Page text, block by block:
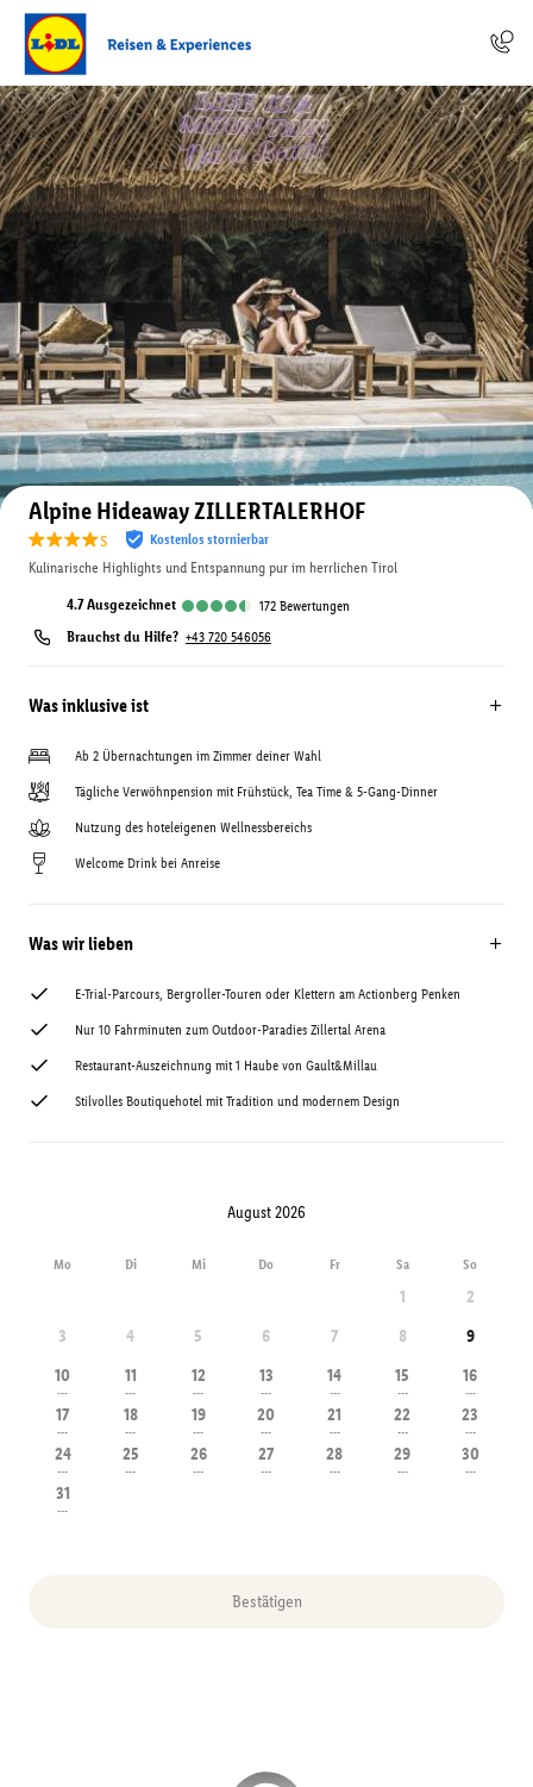
Auf der Karte anzeigen
Alpine Hideaway ZILLERTALERHOF
s Kostenlos stornierbar
Kulinarische Highlights und Entspannung pur im herrlichen Tirol
4.7 ausgezeichnet 172 Bewertungen
Brauchst du Hilfe? +43 720 546056
Was inklusive ist
Ab 2 Übernachtungen im Zimmer deiner Wahl
Tägliche Verwöhnpension mit Frühstück, Tea Time & 5-Gang-Dinner
Nutzung des hoteleigenen Wellnessbereichs
Welcome Drink bei Anreise
Was wir lieben
E-Trial-Parcours, Bergroller-Touren oder Klettern am Actionberg Penken
Nur 10 Fahrminuten zum Outdoor-Paradies Zillertal Arena
Restaurant-Auszeichnung mit 1 Haube von Gault&Millau
Stilvolles Boutiquehotel mit Tradition und modernem Design
August 2026
Mo Di Mi Do Fr Sa So
1
2
3
4 5 6 7 8
9
10
---
11
---
12
---
13
---
14
---
15
---
16
---
17
---
18
---
19
---
20
---
21
---
22
---
23
---
24
---
25
---
26
---
27
---
28
---
29
---
30
---
31
---
Bestätigen